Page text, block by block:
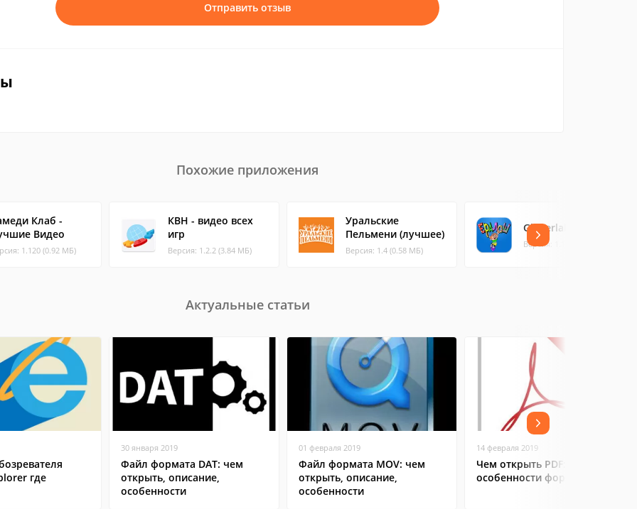
Отправить отзыв
Похожие приложения
Клаб -
Видео
1.120 (0.92 МБ)
КВН - видео всех
игр
Версия: 1.2.2 (3.84 МБ)
Уральские
Пельмени (лучшее)
Версия: 1.4 (0.58 МБ)
Gingerlab Ералаш
Версия: 1.1.0 (3.57 МБ)
Актуальные статьи
где
30 января 2019
Файл формата DAT: чем
открыть, описание,
особенности
01 февраля 2019
Файл формата MOV: чем
открыть, описание,
особенности
14 февраля 2019
Чем открыть PDF:
особенности формата